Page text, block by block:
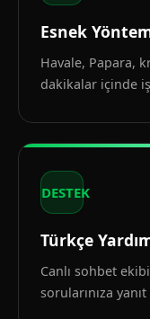
Esnek
Havale, Papara,
dakikalar içinde
DESTEK
Türkçe
Canlı sohbet
sorularınıza